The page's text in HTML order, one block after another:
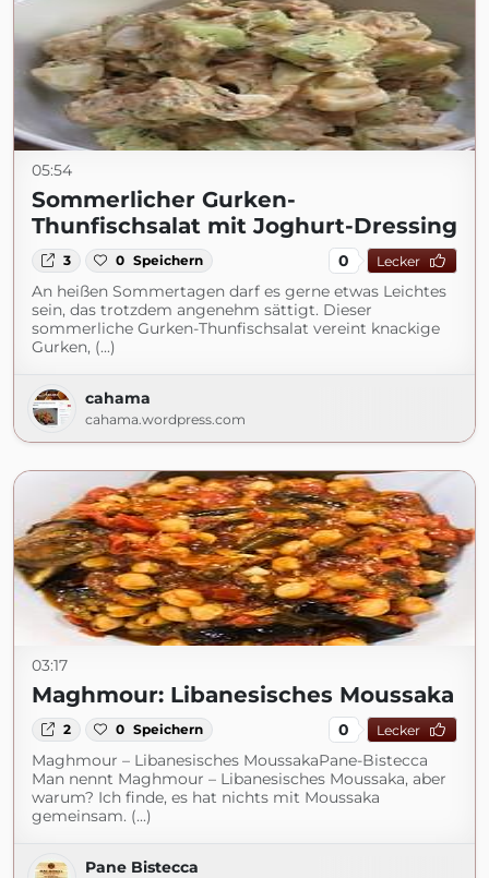
05:54
Sommerlicher Gurken-
Thunfischsalat mit Joghurt-Dressing
3 0 Speichern 0 Lecker
An heißen Sommertagen darf es gerne etwas Leichtes
sein, das trotzdem angenehm sättigt. Dieser
sommerliche Gurken-Thunfischsalat vereint knackige
Gurken, (...)
cahama
cahama.wordpress.com
03:17
Maghmour: Libanesisches Moussaka
2 0 Speichern 0 Lecker
Maghmour – Libanesisches MoussakaPane-Bistecca
Man nennt Maghmour – Libanesisches Moussaka, aber
warum? Ich finde, es hat nichts mit Moussaka
gemeinsam. (...)
Pane Bistecca